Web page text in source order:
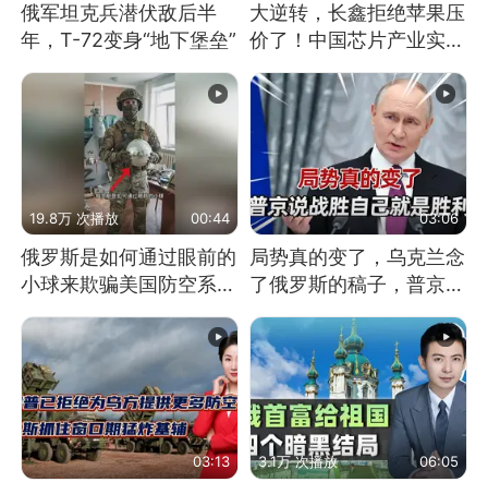
俄军坦克兵潜伏敌后半
年，T-72变身“地下堡垒”
大逆转，长鑫拒绝苹果压
价了！中国芯片产业实现
怎样的逆袭？
19.8万 次播放 00:44
俄罗斯是如何通过眼前的
小球来欺骗美国防空系统
03:06
局势真的变了，乌克兰念
了俄罗斯的稿子，普京说
03:13 3.1万 次播放 06:05